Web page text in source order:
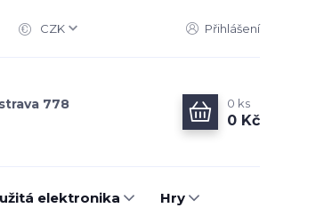
CZK Přihlášení
778
0 ks
0 Kč
elektronika Hry